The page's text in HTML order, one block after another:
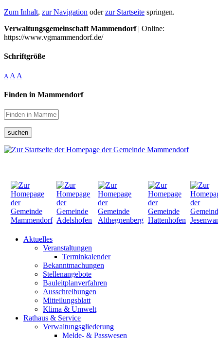
Zum Inhalt, zur Navigation oderzur Startseite springen.
Verwaltungsgemeinschaft Mammendorf| Online:
https://www.vgmammendorf.de/
Schriftgröße
A A A
Finden in Mammendorf
suchen
Aktuelles
Veranstaltungen
Terminkalender
Bekanntmachungen
Stellenangebote
Bauleitplanverfahren
Ausschreibungen
Mitteilungsblatt
Klima & Umwelt
Rathaus & Service
Verwaltungsgliederung
Melde- & Passwesen